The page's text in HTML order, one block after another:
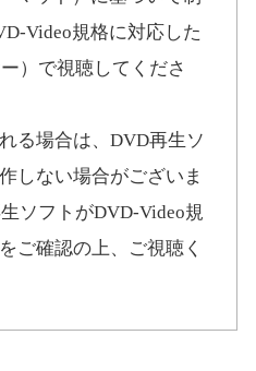
Video規格に対応した
）で視聴してくださ
る場合は、DVD再生ソ
しない場合がございま
ソフトがDVD-Video規
ご確認の上、ご視聴く